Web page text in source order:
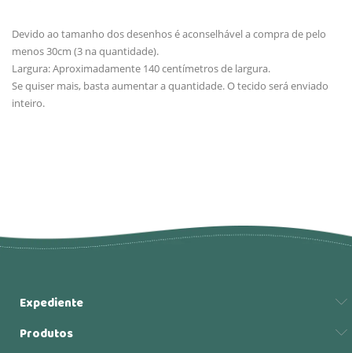
Devido ao tamanho dos desenhos é aconselhável a compra de pelo
menos 30cm (3 na quantidade).
Largura: Aproximadamente 140 centímetros de largura.
Se quiser mais, basta aumentar a quantidade. O tecido será enviado
inteiro.
Expediente
Produtos